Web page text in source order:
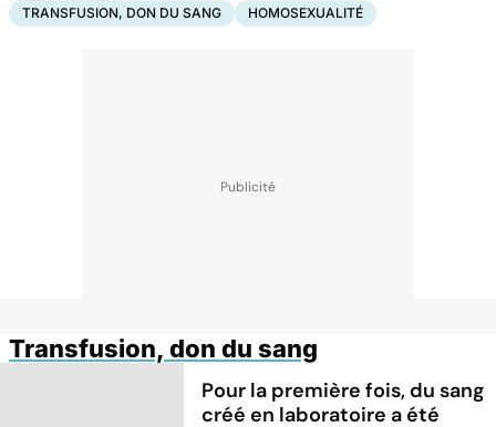
TRANSFUSION, DON DU SANG HOMOSEXUALITÉ
Transfusion, don du sang
Pour la première fois, du sang
créé en laboratoire a été